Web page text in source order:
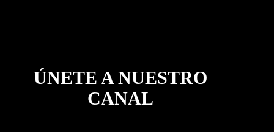
ÚNETE A NUESTRO
CANAL